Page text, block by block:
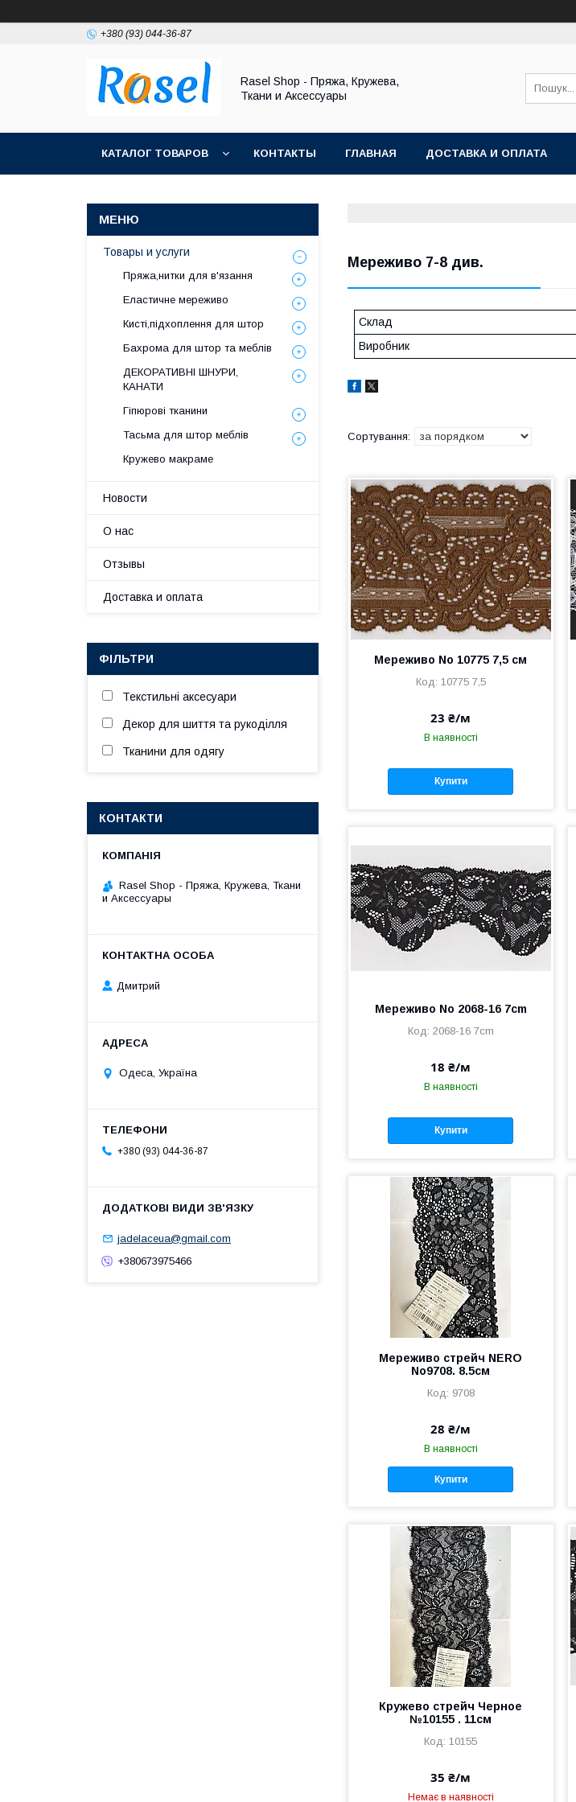
+380 (93) 044-36-87
Rasel Shop - Пряжа, Кружева,
Ткани и Аксессуары
КАТАЛОГ ТОВАРОВ КОНТАКТЫ ГЛАВНАЯ ДОСТАВКА И ОПЛАТА
Мереживо 7-8 див.
Склад
Виробник
Мереживо No 10775 7,5 см
10775 7,5
23 ₴/м
В наявності
Купити
Мереживо No 2068-16 7cm
2068-16 7cm
18 ₴/м
В наявності
Купити
Мереживо стрейч NERO
No9708. 8.5см
9708
28 ₴/м
В наявності
Купити
Кружево стрейч Черное
№10155 . 11см
10155
35 ₴/м
Немає в наявності
Товары и услуги
Пряжа,нитки для в'язання
Еластичне мереживо
Кисті,підхоплення для штор
Бахрома для штор та меблів
ДЕКОРАТИВНІ ШНУРИ,
КАНАТИ
Гіпюрові тканини
Тасьма для штор меблів
Кружево макраме
Новости
О нас
Отзывы
Доставка и оплата
ФІЛЬТРИ
Текстильні аксесуари
Декор для шиття та рукоділля
Тканини для одягу
КОНТАКТИ
Rasel Shop - Пряжа, Кружева, Ткани
и Аксессуары
Дмитрий
Одеса, Україна
+380 (93) 044-36-87
jadelaceua@gmail.com
+380673975466